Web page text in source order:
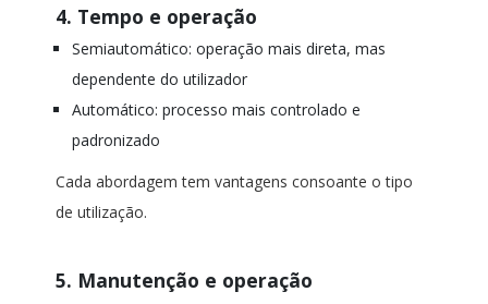
4. Tempo e operação
Semiautomático: operação mais direta, mas
dependente do utilizador
Automático: processo mais controlado e
padronizado
Cada abordagem tem vantagens consoante o tipo
de utilização.
5. Manutenção e operação